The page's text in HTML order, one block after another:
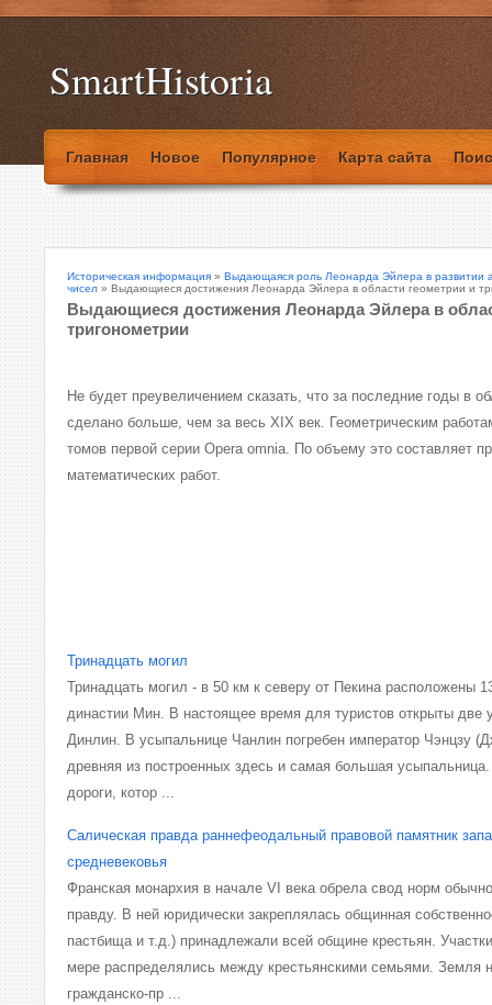
SmartHistoria
Главная Новое Популярное Карта сайта
Историческая информация » Выдающаяся роль Леонарда Эйлера в развитии
чисел » Выдающиеся достижения Леонарда Эйлера в области геометрии и
Выдающиеся достижения Леонарда Эйлера в
тригонометрии
Не будет преувеличением сказать, что за последние годы в
сделано больше, чем за весь XIX век. Геометрическим
томов первой серии Opera omnia. По объему это составляет
математических работ.
Тринадцать могил
Тринадцать могил - в 50 км к северу от Пекина расположены
династии Мин. В настоящее время для туристов открыты две
Динлин. В усыпальнице Чанлин погребен император Чэнцзу
древняя из построенных здесь и самая большая
дороги, котор ...
Салическая правда раннефеодальный правовой памятник
средневековья
Франская монархия в начале VI века обрела свод норм
правду. В ней юридически закреплялась общинная
пастбища и т.д.) принадлежали всей общине крестьян.
мере распределялись между крестьянскими семьями. Земля
гражданско-пр ...